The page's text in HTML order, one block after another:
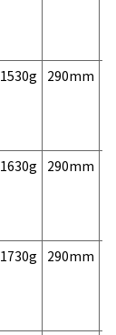
1530g 290mm
1630g 290mm
1730g 290mm